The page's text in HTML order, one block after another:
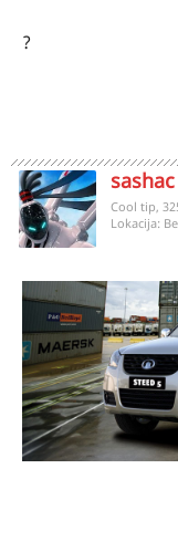
?
sashac
Cool tip,
Lokacija: